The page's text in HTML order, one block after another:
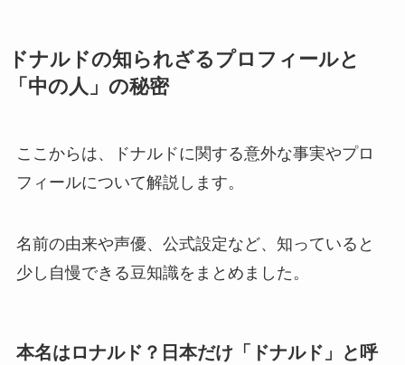
ドナルドの知られざるプロフィールと
「中の人」の秘密
ここからは、ドナルドに関する意外な事実やプロ
フィールについて解説します。
名前の由来や声優、公式設定など、知っていると
少し自慢できる豆知識をまとめました。
本名はロナルド？日本だけ「ドナルド」と呼